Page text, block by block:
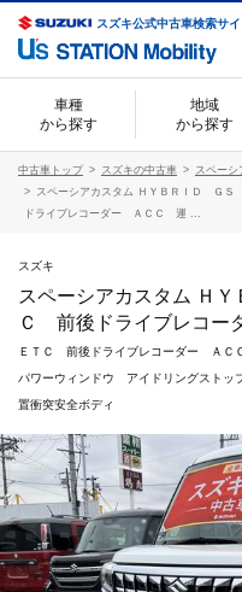
スズキ公式中古車検索サイ
車種
から探す
地域
から探す
中古車トップ スズキの中古車
スペーシ
スペーシアカスタム ＨＹＢＲＩＤ
ドライブレコーダー ＡＣＣ 運 ...
スズキ
スペーシアカスタム
Ｃ 前後ドライブレコー
ＥＴＣ 前後ドライブレコーダー ＡＣ
パワーウィンドウ アイドリングスト
置衝突安全ボディ